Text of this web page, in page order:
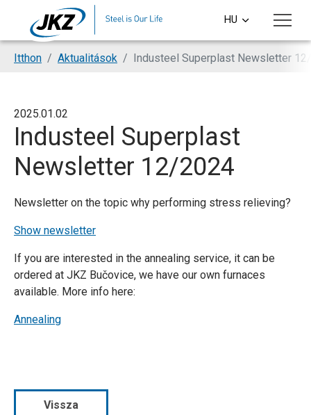
Skip to main content
PL
SI
HU
You are here:
Itthon Aktualitások Industeel Superplast Newsletter
2025.01.02
Industeel Superplast
Newsletter 12/2024
Newsletter on the topic why performing stress relieving?
Show newsletter
If you are interested in the annealing service, it can be
ordered at JKZ Bučovice, we have our own furnaces
available. More info here:
Annealing
Vissza